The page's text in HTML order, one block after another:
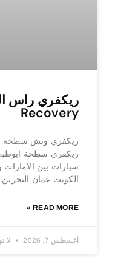
Recovery
ريكفري ونش سطحة
ريكفري سطحة
سيارات بين
الكويت عمان البحرين
READ MORE »
أغسطس 7, 2026 لا